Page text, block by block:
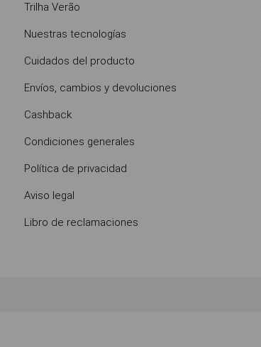
Trilha Verão
Nuestras tecnologías
Cuidados del producto
Envíos, cambios y devoluciones
Cashback
Condiciones generales
Política de privacidad
Aviso legal
Libro de reclamaciones